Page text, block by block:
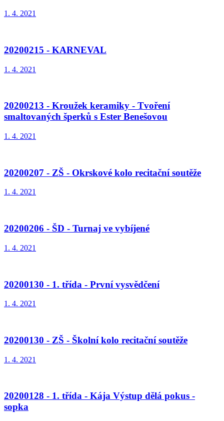
1. 4. 2021
20200215 - KARNEVAL
1. 4. 2021
20200213 - Kroužek keramiky - Tvoření
smaltovaných šperků s Ester Benešovou
1. 4. 2021
20200207 - ZŠ - Okrskové kolo recitační soutěže
1. 4. 2021
20200206 - ŠD - Turnaj ve vybíjené
1. 4. 2021
20200130 - 1. třída - První vysvědčení
1. 4. 2021
20200130 - ZŠ - Školní kolo recitační soutěže
1. 4. 2021
20200128 - 1. třída - Kája Výstup dělá pokus -
sopka